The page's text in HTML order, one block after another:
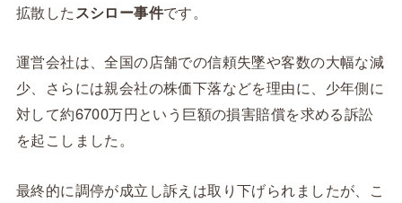
拡散したスシロー事件です。
運営会社は、全国の店舗での信頼失墜や客数の大幅な減
少、さらには親会社の株価下落などを理由に、少年側に
対して約6700万円という巨額の損害賠償を求める訴訟
を起こしました。
最終的に調停が成立し訴えは取り下げられましたが、こ